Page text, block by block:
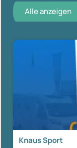
Alle anzeigen
Knaus Sport